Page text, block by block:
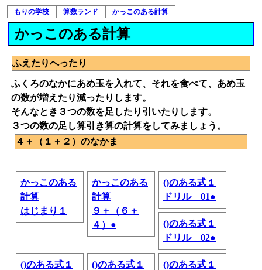
もりの学校 算数ランド かっこのある計算
かっこのある計算
ふえたりへったり
ふくろのなかにあめ玉を入れて、それを食べて、あめ玉
の数が増えたり減ったりします。
そんなとき３つの数を足したり引いたりします。
３つの数の足し算引き算の計算をしてみましょう。
４＋（１＋２）のなかま
かっこのある
計算
はじまり１
かっこのある
計算
９＋（６＋
４）●
()のある式１
ドリル 01●
()のある式１
ドリル 02●
()のある式１
()のある式１
()のある式１